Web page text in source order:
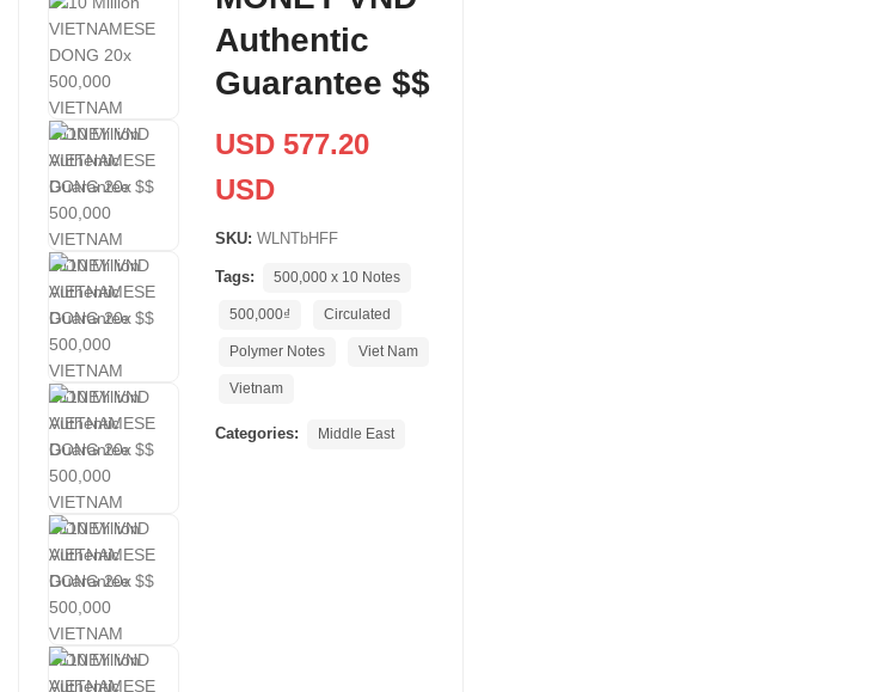
Authentic
Guarantee $$
USD 577.20
USD
SKU: WLNTbHFF
Tags: 500,000 x 10 Notes
500,000₫ Circulated
Polymer Notes Viet Nam
Vietnam
Categories: Middle East